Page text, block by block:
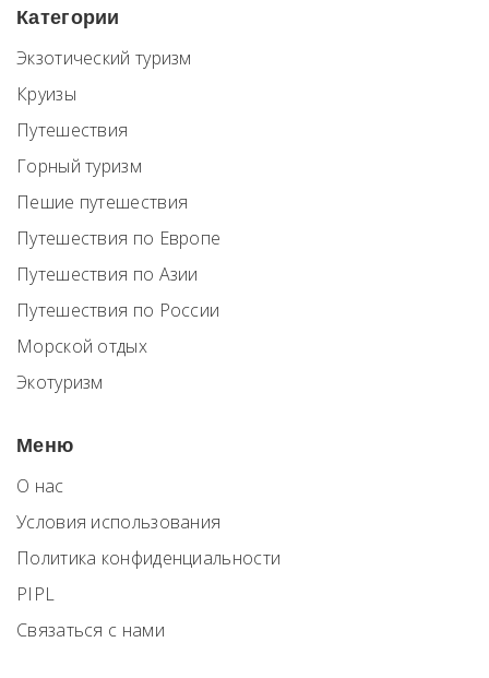
Категории
Экзотический туризм
Круизы
Путешествия
Горный туризм
Пешие путешествия
Путешествия по Европе
Путешествия по Азии
Путешествия по России
Морской отдых
Экотуризм
Меню
О нас
Условия использования
Политика конфиденциальности
PIPL
Связаться с нами